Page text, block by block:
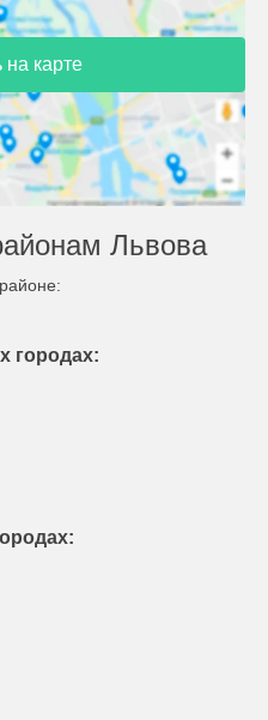
на карте
Львова
городах: